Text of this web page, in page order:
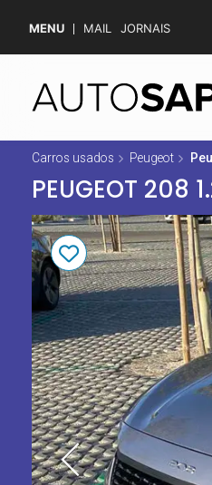
MENU MAIL JORNAIS
Carros usados Peugeot
PEUGEOT 208